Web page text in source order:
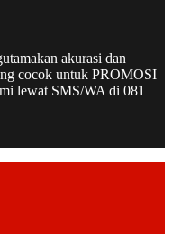
akurasi dan
cocok untuk PROMOSI
lewat SMS/WA di 081